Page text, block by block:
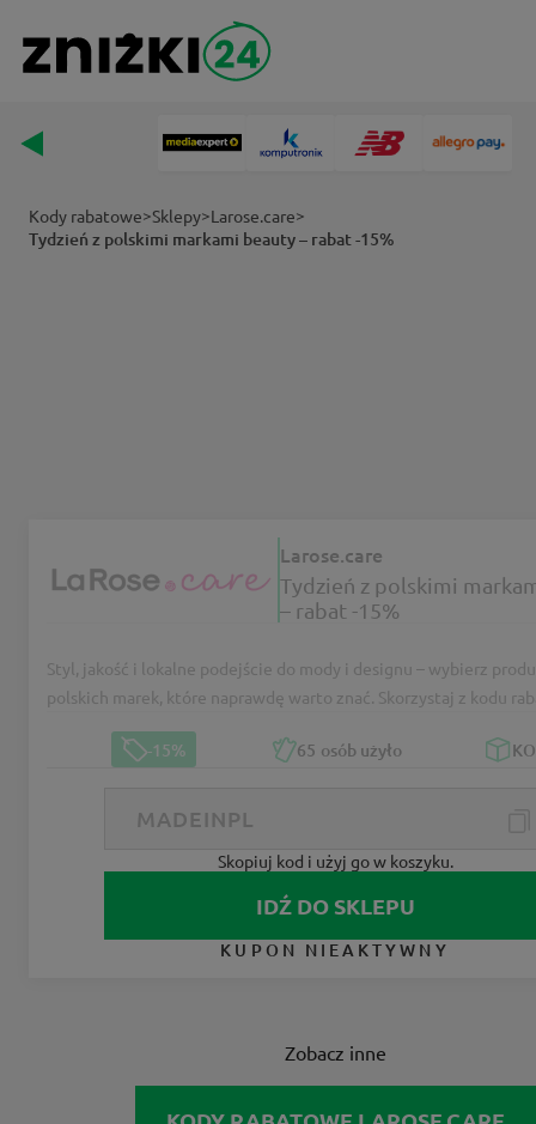
Kody rabatowe>Sklepy>Larose.care>
Tydzień z polskimi markami beauty – rabat -15%
Larose.care
Tydzień z polskimi
– rabat -15%
-15% 65 osób użyło
Skopiuj kod i użyj go w koszyku.
IDŹ DO SKLEPU
KUPON NIEAKTYWNY
Styl, jakość i lokalne podejście do mody i designu – wybierz
polskich marek, które naprawdę warto znać. Skorzystaj z kodu
Zobacz inne